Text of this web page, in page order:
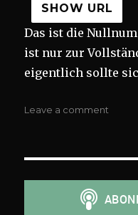
SHOW URL
Das ist die
ist nur zur
eigentlich sollte
Leave a comment